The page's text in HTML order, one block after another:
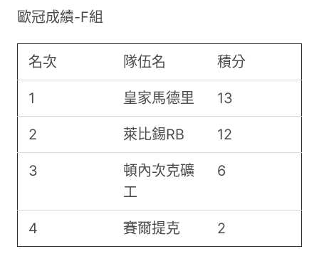
歐冠成績-F組
名次 隊伍名 積分
1 皇家馬德里 13
2 萊比錫RB 12
3
頓內次克礦
工
6
4 賽爾提克 2